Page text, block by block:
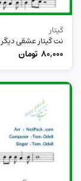
گیتار
نت گیتار عشقی دیگر Another Love از Tom Odell با فیلم آموزشی
80,000 تومان